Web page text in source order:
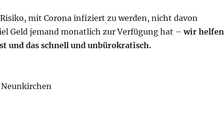
mit Corona infiziert zu werden, nicht davon
Geld jemand monatlich zur Verfügung hat –wir helfen
und das schnell und unbürokratisch.